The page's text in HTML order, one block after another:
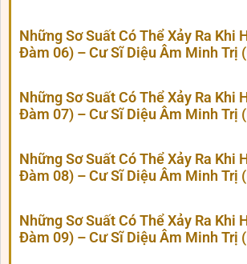
Những Sơ Suất Có Thể Xảy Ra Khi
Đàm 06) – Cư Sĩ Diệu Âm Minh Trị
Những Sơ Suất Có Thể Xảy Ra Khi
Đàm 07) – Cư Sĩ Diệu Âm Minh Trị
Những Sơ Suất Có Thể Xảy Ra Khi
Đàm 08) – Cư Sĩ Diệu Âm Minh Trị
Những Sơ Suất Có Thể Xảy Ra Khi
Đàm 09) – Cư Sĩ Diệu Âm Minh Trị